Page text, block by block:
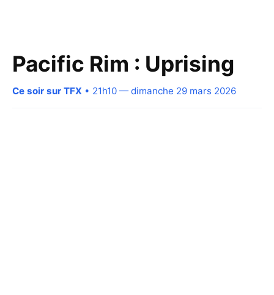
Pacific Rim : Uprising
Ce soir sur TFX • 21h10 — dimanche 29 mars 2026